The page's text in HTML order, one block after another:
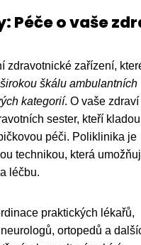
Péče o vaše
zdravotnické zařízení,
širokou škálu ambulantních
kategorií. O vaše zdraví
sester, kteří kladou
péči. Poliklinika je
technikou, která
léčbu.
praktických lékařů,
ortopedů a